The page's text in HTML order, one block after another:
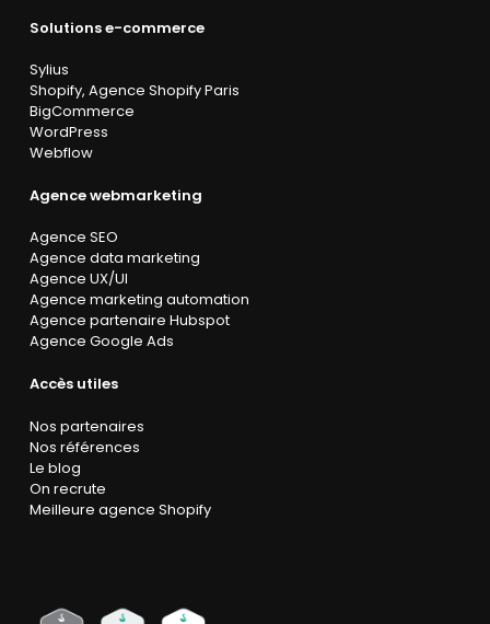
Solutions e-commerce
Sylius
Shopify, Agence Shopify Paris
BigCommerce
WordPress
Webflow
Agence webmarketing
Agence SEO
Agence data marketing
Agence UX/UI
Agence marketing automation
Agence partenaire Hubspot
Agence Google Ads
Accès utiles
Nos partenaires
Nos références
Le blog
On recrute
Meilleure agence Shopify